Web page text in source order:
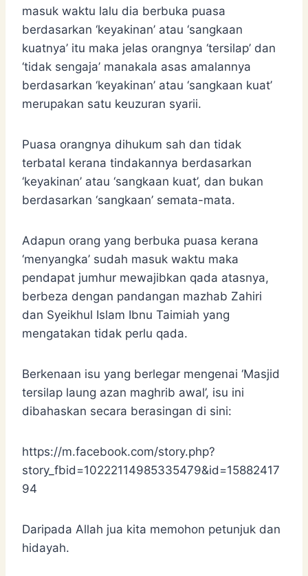
masuk waktu lalu dia berbuka puasa
berdasarkan ‘keyakinan’ atau ‘sangkaan
kuatnya’ itu maka jelas orangnya ‘tersilap’ dan
‘tidak sengaja’ manakala asas amalannya
berdasarkan ‘keyakinan’ atau ‘sangkaan kuat’
merupakan satu keuzuran syarii.
Puasa orangnya dihukum sah dan tidak
terbatal kerana tindakannya berdasarkan
‘keyakinan’ atau ‘sangkaan kuat’, dan bukan
berdasarkan ‘sangkaan’ semata-mata.
Adapun orang yang berbuka puasa kerana
‘menyangka’ sudah masuk waktu maka
pendapat jumhur mewajibkan qada atasnya,
berbeza dengan pandangan mazhab Zahiri
dan Syeikhul Islam Ibnu Taimiah yang
mengatakan tidak perlu qada.
Berkenaan isu yang berlegar mengenai ‘Masjid
tersilap laung azan maghrib awal’, isu ini
dibahaskan secara berasingan di sini:
https://m.facebook.com/story.php?
story_fbid=10222114985335479&id=15882417
94
Daripada Allah jua kita memohon petunjuk dan
hidayah.